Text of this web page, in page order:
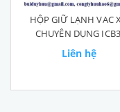
HỘP GIỮ LẠNH VAC
CHUYÊN DỤNG
Liên hệ